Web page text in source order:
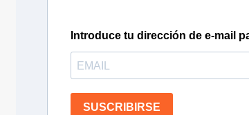
Introduce tu dirección de e-mail
SUSCRIBIRSE